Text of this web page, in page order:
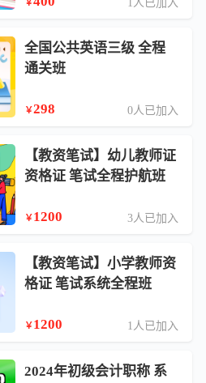
￥ 1人已加入
全国公共英语三级 全程
通关班
￥298 0人已加入
【教资笔试】幼儿教师证
资格证 笔试全程护航班
￥1200 3人已加入
【教资笔试】小学教师资
格证 笔试系统全程班
￥1200 1人已加入
2024年初级会计职称 系